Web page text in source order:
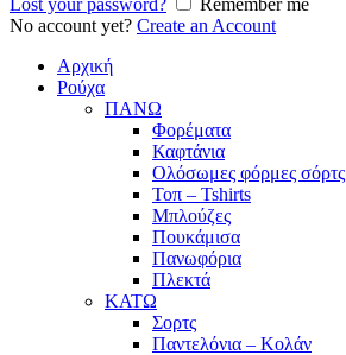
Lost your password?
Remember me
No account yet? Create an Account
Αρχική
Ρούχα
ΠΑΝΩ
Φορέματα
Καφτάνια
Ολόσωμες φόρμες σόρτς
Τοπ – Tshirts
Μπλούζες
Πουκάμισα
Πανωφόρια
Πλεκτά
ΚΑΤΩ
Σορτς
Παντελόνια – Κολάν